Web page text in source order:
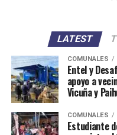
LATEST
COMUNALES
Entel y
apoyo a
Vicuña y
COMUNALES
Estudiante